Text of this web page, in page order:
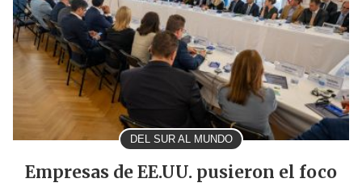
DEL SUR AL MUNDO
Empresas de EE.UU. pusieron el foco